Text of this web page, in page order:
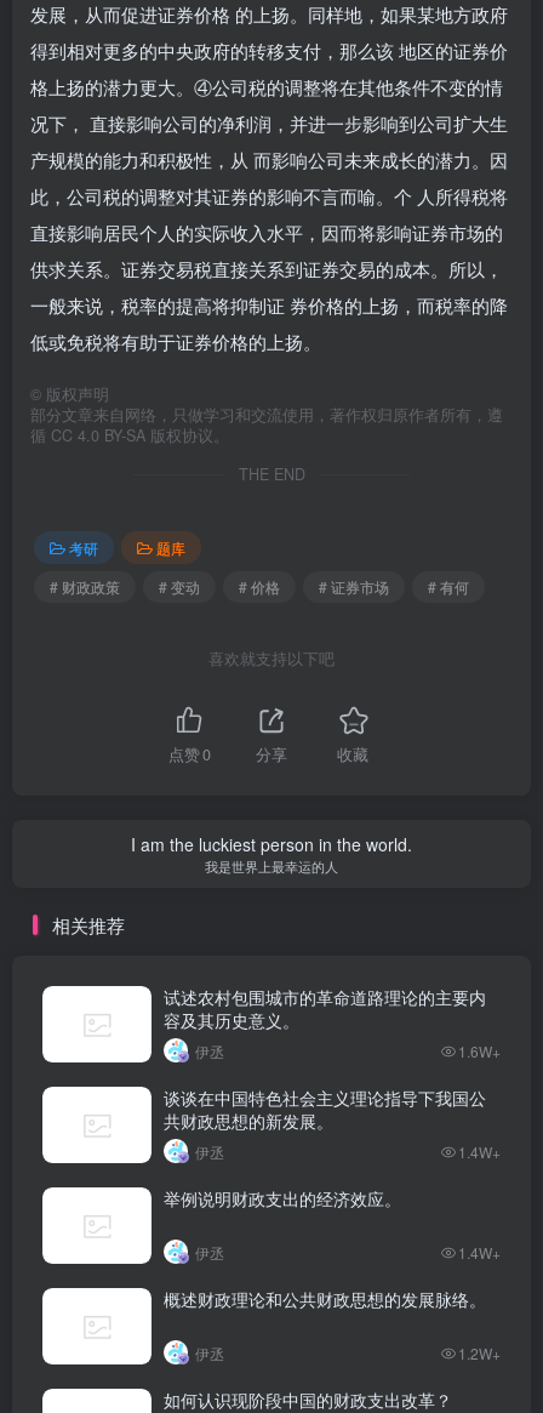
发展，从而促进证券价格 的上扬。同样地，如果某地方政府
得到相对更多的中央政府的转移支付，那么该 地区的证券价
格上扬的潜力更大。④公司税的调整将在其他条件不变的情
况下， 直接影响公司的净利润，并进一步影响到公司扩大生
产规模的能力和积极性，从 而影响公司未来成长的潜力。因
此，公司税的调整对其证券的影响不言而喻。个 人所得税将
直接影响居民个人的实际收入水平，因而将影响证券市场的
供求关系。证券交易税直接关系到证券交易的成本。所以，
一般来说，税率的提高将抑制证 券价格的上扬，而税率的降
低或免税将有助于证券价格的上扬。
© 版权声明
部分文章来自网络，只做学习和交流使用，著作权归原作者所有，遵
循 CC 4.0 BY-SA 版权协议。
THE END
考研
题库
# 财政政策
# 变动 # 价格 # 证券市场 # 有何
喜欢就支持以下吧
点赞0 分享 收藏
I am the luckiest person in the world.
我是世界上最幸运的人
相关推荐
试述农村包围城市的革命道路理论的主要内
容及其历史意义。
伊丞 1.6W+
谈谈在中国特色社会主义理论指导下我国公
共财政思想的新发展。
伊丞 1.4W+
举例说明财政支出的经济效应。
伊丞 1.4W+
概述财政理论和公共财政思想的发展脉络。
伊丞 1.2W+
如何认识现阶段中国的财政支出改革？